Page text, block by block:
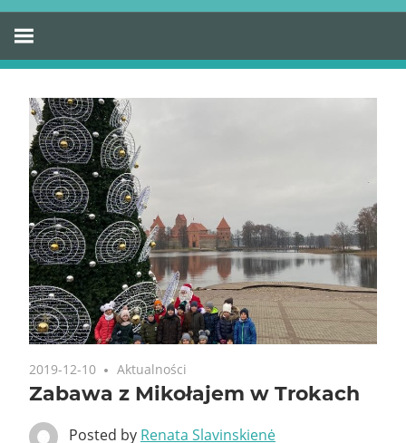
2019-12-10 Aktualności
Zabawa z Mikołajem w Trokach
Posted by Renata Slavinskienė